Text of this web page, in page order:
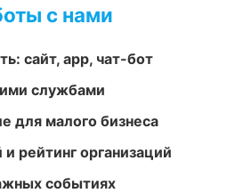
с нами
сайт, app, чат-бот
службами
для малого бизнеса
рейтинг организаций
событиях